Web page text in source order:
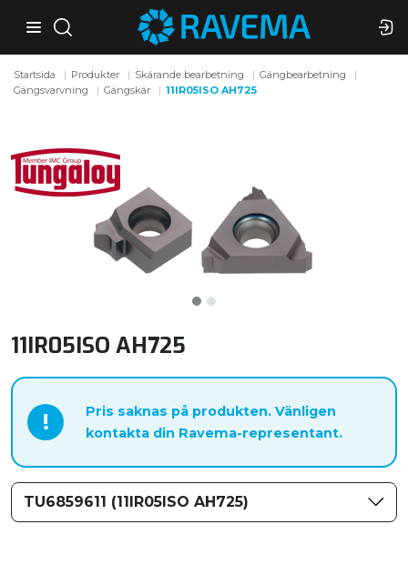
Startsida Produkter Skärande bearbetning
Gängbearbetning
Gängsvarvning
Gängskär 11IR05ISO AH725
11IR05ISO AH725
!
Pris saknas på produkten. Vänligen
kontakta din Ravema-representant.
TU6859611 (11IR05ISO AH725)